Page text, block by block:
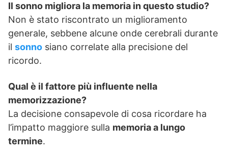
Il sonno migliora la memoria in questo studio?
Non è stato riscontrato un miglioramento
generale, sebbene alcune onde cerebrali durante
il sonno siano correlate alla precisione del
ricordo.
Qual è il fattore più influente nella
memorizzazione?
La decisione consapevole di cosa ricordare ha
l’impatto maggiore sulla memoria a lungo
termine.